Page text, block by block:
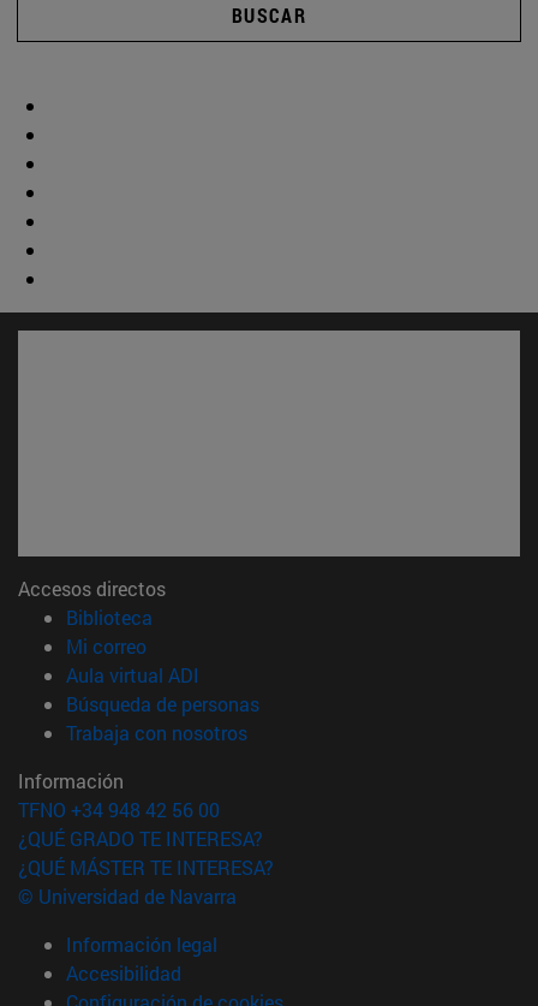
BUSCAR
Accesos directos
Biblioteca
Mi correo(abre en nueva ventana)
Aula virtual ADI
Búsqueda de personas(abre en nueva ventana)
Trabaja con nosotros(abre en nueva ventana)
Información
TFNO +34 948 42 56 00
¿QUÉ GRADO TE INTERESA?
¿QUÉ MÁSTER TE INTERESA?
© Universidad de Navarra
Información legal
Accesibilidad